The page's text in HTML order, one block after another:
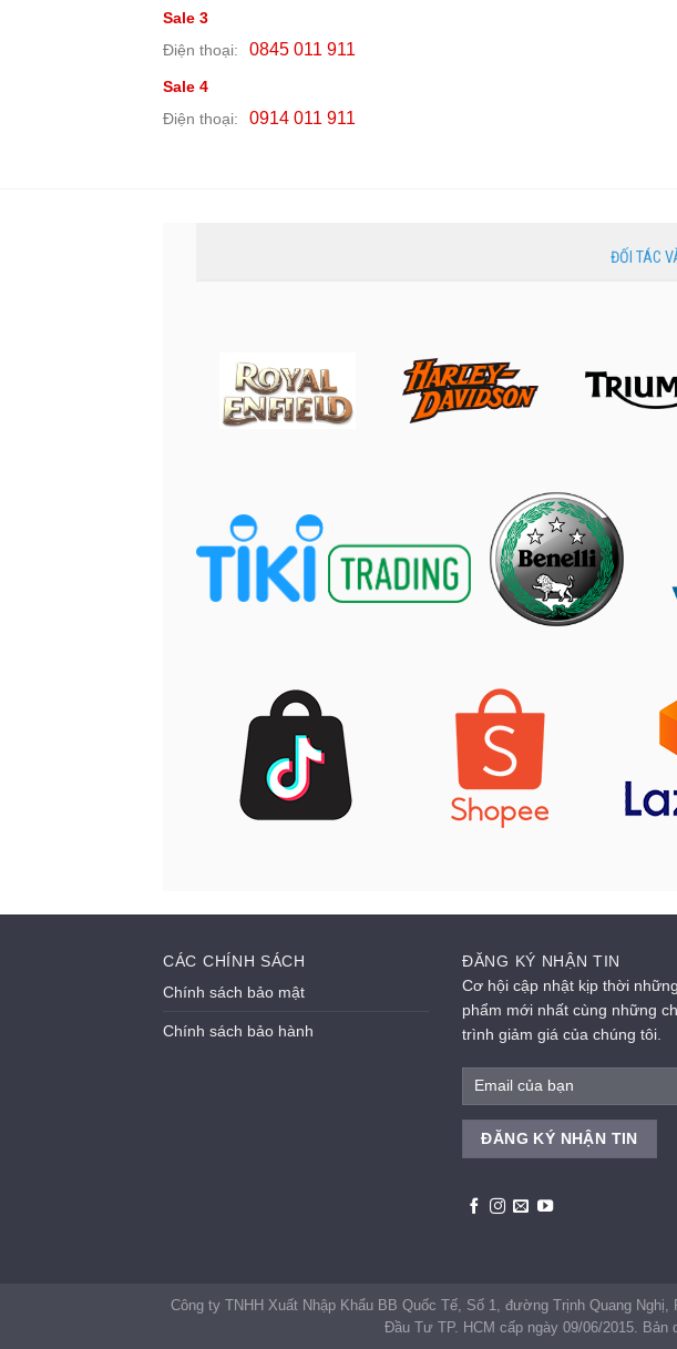
Sale 3
Điện thoại:
0845 011 911
Sale 4
Điện thoại:
0914 011 911
ĐỐI TÁC
CÁC CHÍNH SÁCH
Chính sách bảo mật
Chính sách bảo hành
ĐĂNG KÝ NHẬN TIN
Cơ hội cập nhật kịp thời
phẩm mới nhất cùng những
trình giảm giá của chúng tôi.
Công ty TNHH Xuất Nhập Khẩu BB Quốc Tế, Số 1, đường Trịnh Quang
Đầu Tư TP. HCM cấp ngày 09/06/2015.